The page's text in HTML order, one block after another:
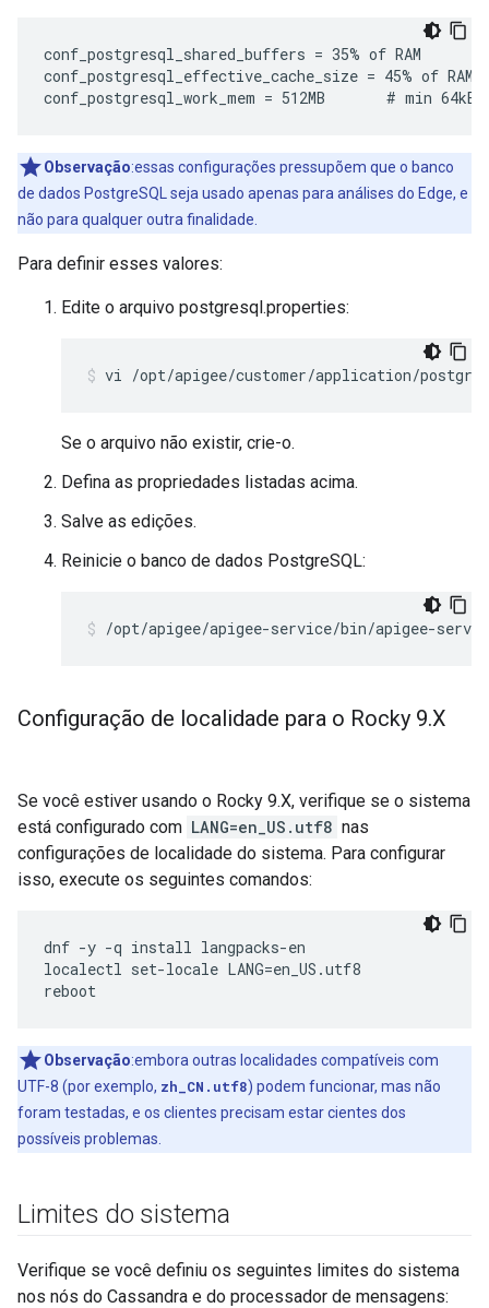
conf_postgresql_shared_buffers = 35% of RAM      #
conf_postgresql_effective_cache_size = 45% of RAM
conf_postgresql_work_mem = 512MB       # min 64kB
Observação:essas configurações pressupõem que o banco
de dados PostgreSQL seja usado apenas para análises do Edge, e
não para qualquer outra finalidade.
Para definir esses valores:
Edite o arquivo postgresql.properties:
vi /opt/apigee/customer/application/
Se o arquivo não existir, crie-o.
Defina as propriedades listadas acima.
Salve as edições.
Reinicie o banco de dados PostgreSQL:
/opt/apigee/apigee-service/bin/apigee-
Configuração de localidade para o Rocky 9.X
Se você estiver usando o Rocky 9.X, verifique se o sistema
está configurado com LANG=en_US.utf8 nas
configurações de localidade do sistema. Para configurar
isso, execute os seguintes comandos:
dnf -y -q install langpacks-en
localectl set-locale LANG=en_US.utf8
reboot
Observação:embora outras localidades compatíveis com
UTF-8 (por exemplo, zh_CN.utf8) podem funcionar, mas não
foram testadas, e os clientes precisam estar cientes dos
possíveis problemas.
Limites do sistema
Verifique se você definiu os seguintes limites do sistema
nos nós do Cassandra e do processador de mensagens: